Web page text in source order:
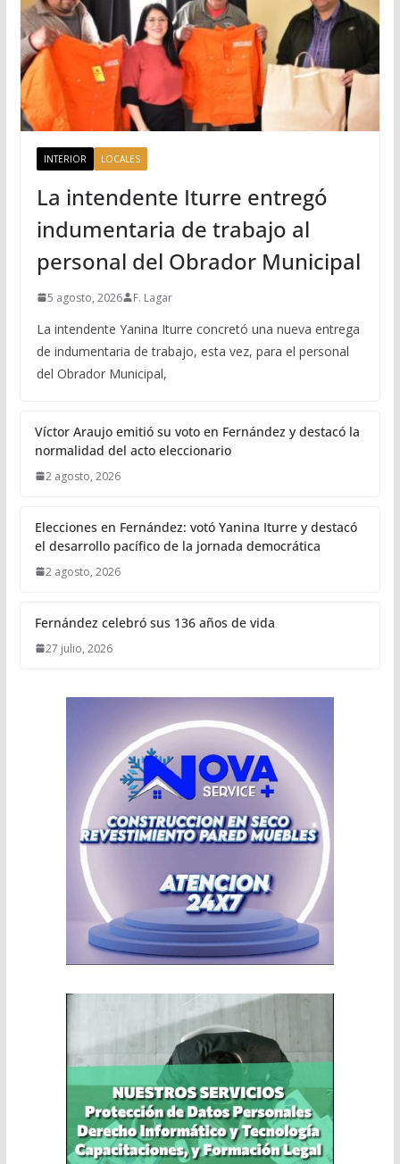
INTERIOR LOCALES
La intendente Iturre entregó
indumentaria de trabajo al
personal del Obrador Municipal
5 agosto, 2026 F. Lagar
La intendente Yanina Iturre concretó una nueva entrega
de indumentaria de trabajo, esta vez, para el personal
del Obrador Municipal,
Víctor Araujo emitió su voto en Fernández y destacó la
normalidad del acto eleccionario
2 agosto, 2026
Elecciones en Fernández: votó Yanina Iturre y destacó
el desarrollo pacífico de la jornada democrática
2 agosto, 2026
Fernández celebró sus 136 años de vida
27 julio, 2026